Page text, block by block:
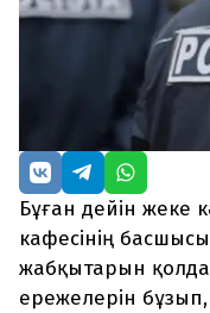
Бұған дейін жеке
кафесінің
жабқытарын
ережелерін